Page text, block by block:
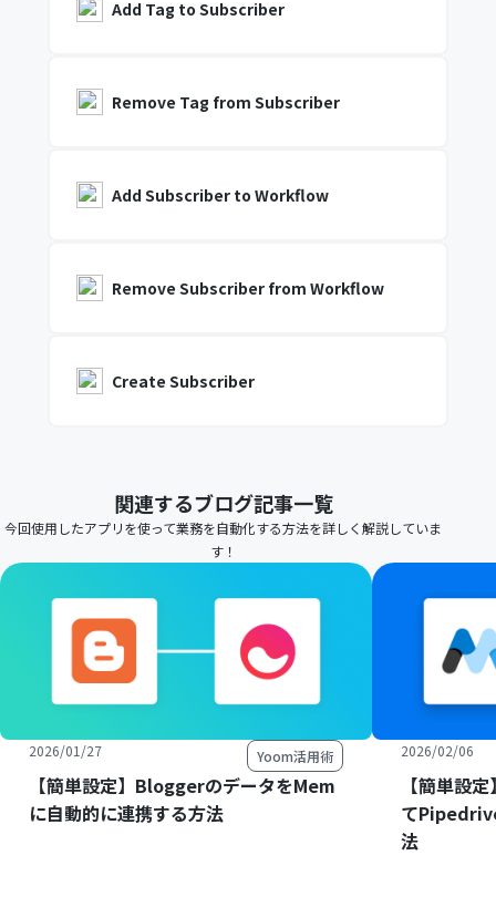
Add Tag to Subscriber
Remove Tag from Subscriber
Add Subscriber to Workflow
Remove Subscriber from Workflow
Create Subscriber
関連するブログ記事一覧
今回使用したアプリを使って業務を自動化する方法を詳しく解説していま
す！
2026/01/27 Yoom活用術
【簡単設定】BloggerのデータをMem
に自動的に連携する方法
2026/02/06
【簡単設
て
法